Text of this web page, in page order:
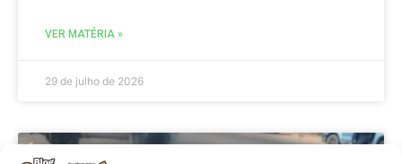
VER MATÉRIA »
29 de julho de 2026